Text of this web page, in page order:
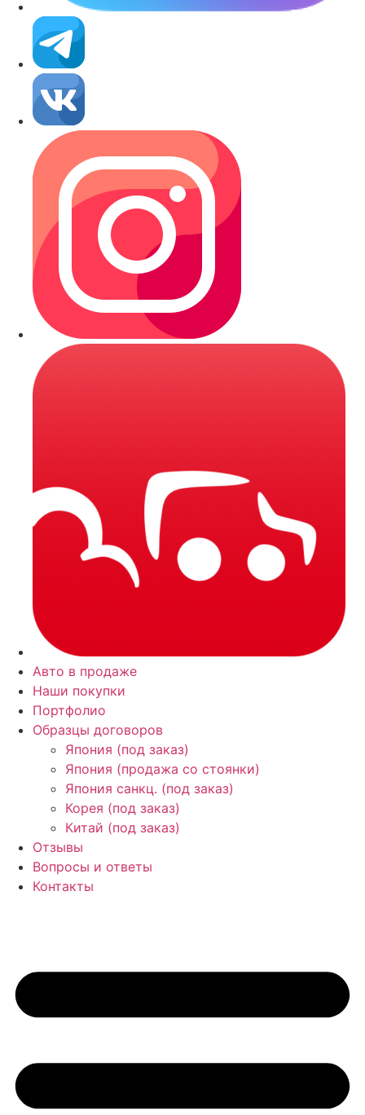
Авто в продаже
Наши покупки
Портфолио
Образцы договоров
Япония (под заказ)
Япония (продажа со стоянки)
Япония санкц. (под заказ)
Корея (под заказ)
Китай (под заказ)
Отзывы
Вопросы и ответы
Контакты